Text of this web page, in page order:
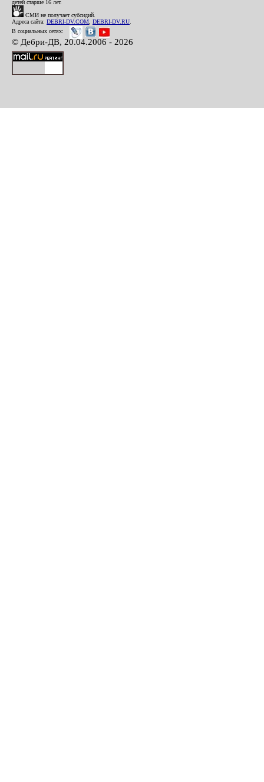
детей старше 16 лет.
СМИ не получает субсидий.
Адреса сайта: DEBRI-DV.COM DEBRI-DV.RU
В социальных сетях:
© Дебри-ДВ, 20.04.2006 - 2026